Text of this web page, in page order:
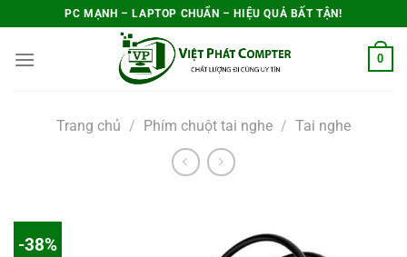
nội
PC MẠNH – LAPTOP CHUẨN – HIỆU QUẢ BẤT TẬN!
0
Trang chủ / Phím chuột tai nghe / Tai nghe
-38%